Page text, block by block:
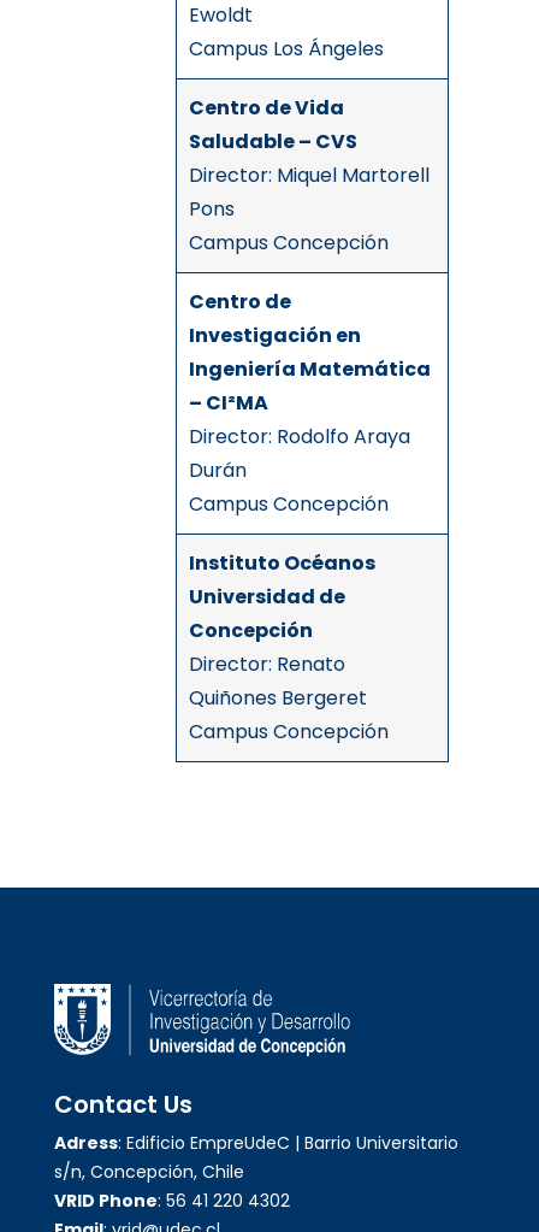
Ewoldt
Campus Los Ángeles
Centro de Vida
Saludable – CVS
Director: Miquel Martorell
Pons
Campus Concepción
Centro de
Investigación en
Ingeniería Matemática
– CI²MA
Director: Rodolfo Araya
Durán
Campus Concepción
Instituto Océanos
Universidad de
Concepción
Director: Renato
Quiñones Bergeret
Campus Concepción
Contact Us
Adress: Edificio EmpreUdeC | Barrio Universitario
s/n, Concepción, Chile
VRID Phone: 56 41 220 4302